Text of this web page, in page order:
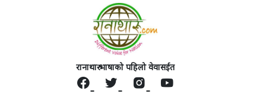
रानाथारु भाषाको पहिलो वेवासईत